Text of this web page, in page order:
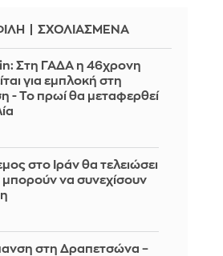
ΣΧΟΛΙΑΣΜΕΝΑ
Στη ΓΑΔΑ η 46χρονη
για εμπλοκή στη
- Το πρωί θα μεταφερθεί
στο Ιράν θα τελειώσει
να συνεχίσουν
στη Δραπετσώνα –